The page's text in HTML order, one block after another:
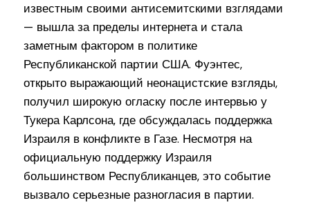
известным своими антисемитскими взглядами
— вышла за пределы интернета и стала
заметным фактором в политике
Республиканской партии США. Фуэнтес,
открыто выражающий неонацистские взгляды,
получил широкую огласку после интервью у
Тукера Карлсона, где обсуждалась поддержка
Израиля в конфликте в Газе. Несмотря на
официальную поддержку Израиля
большинством Республиканцев, это событие
вызвало серьезные разногласия в партии.